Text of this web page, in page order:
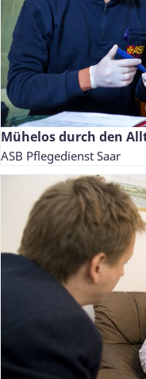
Mühelos durch den
ASB Pflegedienst Saar